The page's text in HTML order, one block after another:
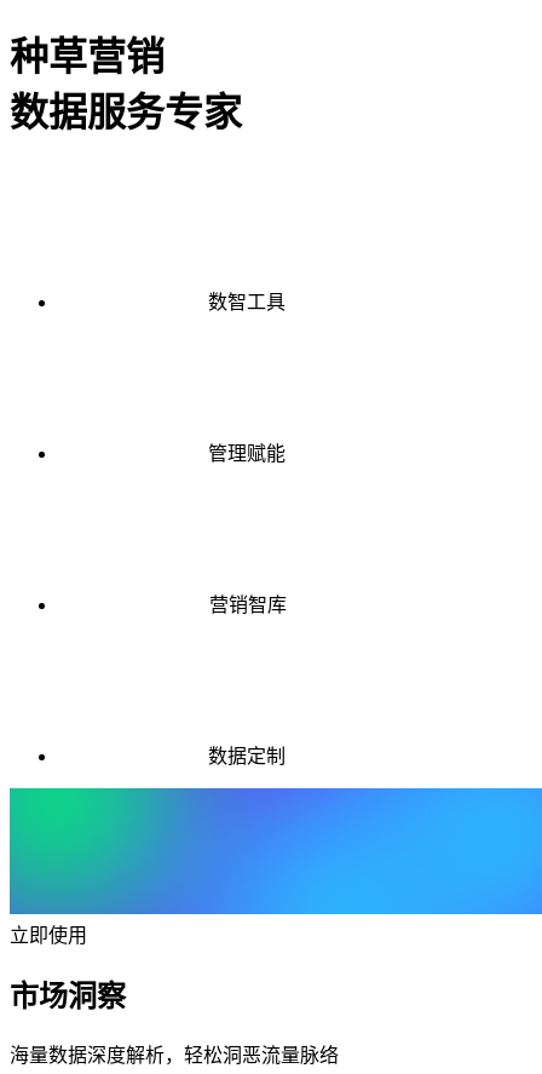
种草营销
数据服务专家
数智工具
管理赋能
营销智库
数据定制
立即使用
市场洞察
海量数据深度解析，轻松洞恶流量脉络